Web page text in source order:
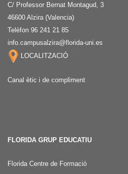
C/ Professor Bernat Montagud, 3
46600 Alzira (Valencia)
Telèfon 96 241 21 85
info.campusalzira@florida-uni.es
LOCALITZACIÓ
Canal ètic i de compliment
FLORIDA GRUP EDUCATIU
Florida Centre de Formació